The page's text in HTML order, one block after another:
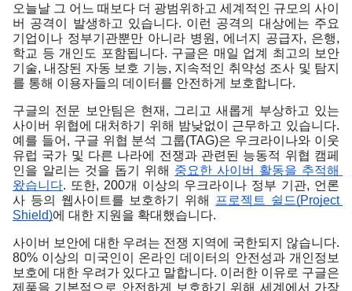
오늘날 그 어느 때보다 더 광범위하고 세계적인 규모의 사이
버 공격이 발생하고 있습니다. 이런 공격의 대상에는 주요
기업이나 정부기관뿐만 아니라 병원, 에너지 공급자, 은행,
학교 등 개인도 포함됩니다. 구글은 매일 업계 최고의 보안
기술, 내장된 자동 보호 기능, 지속적인 취약성 조사 및 탐지
를 통해 이용자들의 데이터를 안전하게 보호합니다.
구글의 전문 보안팀은 현재, 그리고 새롭게 부상하고 있는
사이버 위협에 대처하기 위해 밤낮없이 근무하고 있습니다.
예를 들어, 구글 위협 분석 그룹(TAG)은 우크라이나와 이웃
유럽 국가 및 다른 나라에 전쟁과 관련된 능동적 위협 캠페
인을 알리는 것을 돕기 위해 중요한 사이버 활동을 추적해
왔습니다. 또한, 200개 이상의 우크라이나 정부 기관, 언론
사 등의 웹사이트를 보호하기 위해
프로젝트 쉴드(Project
Shield)에 대한 지원을 확대했습니다.
사이버 보안에 대한 우려는 전쟁 지역에 국한되지 않습니다.
80% 이상의 미국인이 온라인 데이터의 안전성과 개인정보
보호에 대한 우려가 있다고 말합니다. 이러한 이유로 구글은
제품을 기본적으로 안전하게 보호하기 위해 세계에서 가장